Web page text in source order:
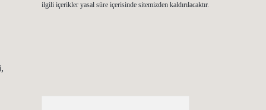
ilgili içerikler yasal süre içerisinde sitemizden kaldırılacaktır.